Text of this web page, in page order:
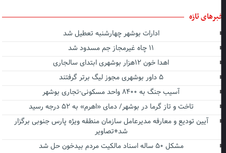
تازه
ادارات بوشهر چهارشنبه تعطیل شد
اهدا خون ۱۲هزار بوشهری ابتدای سالجاری
آسیب جنگ به ۸۴۰۰ واحد مسکونی-تجاری بوشهر
تاخت و تاز گرما در بوشهر/ دمای «اهرم» به ۵۲ درجه رسید
آیین تودیع و معارفه مدیرعامل سازمان منطقه ویژه پارس جنوبی برگزار
شد+تصاویر
مشکل ۵۰ ساله اسناد مالکیت مردم بیدخون حل شد